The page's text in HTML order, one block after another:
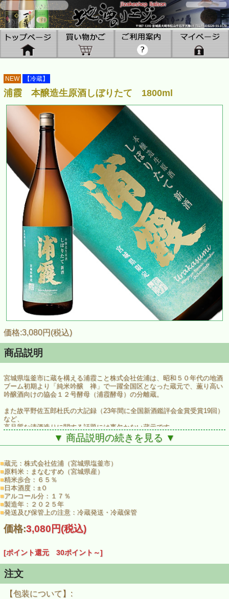
NEW 【冷蔵】
浦霞 本醸造生原酒しぼりたて 1800ml
価格:3,080円(税込)
商品説明
宮城県塩釜市に蔵を構える浦霞こと株式会社佐浦は、昭和５０年代の地酒
ブーム初期より「純米吟醸 禅」で一躍全国区となった蔵元で、薫り高い
吟醸酒向けの協会１２号酵母（浦霞酵母）の分離蔵。
また故平野佐五郎杜氏の大記録（23年間に全国新酒鑑評会金賞受賞19回）
など、
高品質な清酒造りに関する話題には事欠かない蔵元です。
この「しぼりたて」も、蔵元が大事にし得意とする、「穏やかでふくよか
な香り」と「丸みさえ感じるきめ細かい味わい」は存分に受け継がれてお
り、浦霞ファンなら是非ともお召しいただきたい１本。
しぼりたて特有の活き活きとして瑞々しい口当たりと、蔵元ならではの柔
らかな味わい。香りさえも甘やかで柔らか。毎年人気の季節限定商品で
す。
▼ 商品説明の続きを見る ▼
■蔵元：株式会社佐浦（宮城県塩釜市）
■原料米：まなむすめ（宮城県産）
■精米歩合：６５％
■ 日本酒度： ±０
■アルコール分：１７％
■製造年：２０２５年
■発送及び保管上の注意：冷蔵発送・冷蔵保管
価格:3,080円(税込)
[ポイント還元 30ポイント～]
注文
【包装について】: